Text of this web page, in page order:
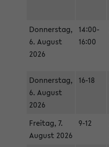
Donnerstag,
6. August
2026
14:00-
16:00
Donnerstag,
6. August
2026
16-18
Freitag, 7.
August 2026
9-12